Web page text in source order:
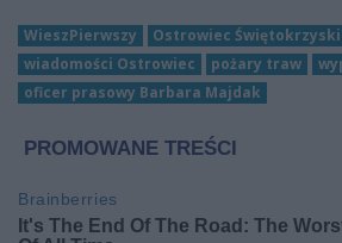
WieszPierwszy
Ostrowiec Świętokrzyski
wiadomości Ostrowiec
pożary traw
oficer prasowy Barbara Majdak